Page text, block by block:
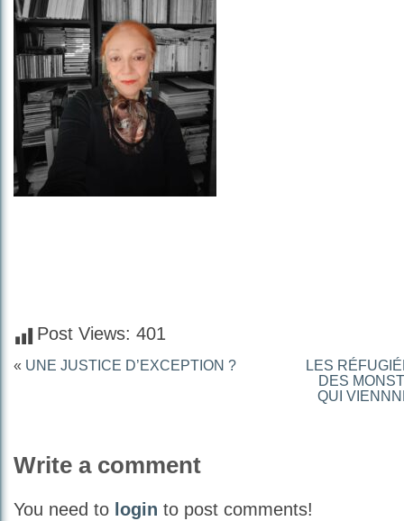
Post Views: 401
« UNE JUSTICE D’EXCEPTION ?
LES
DES
QUI
Write a comment
You need to login to post comments!